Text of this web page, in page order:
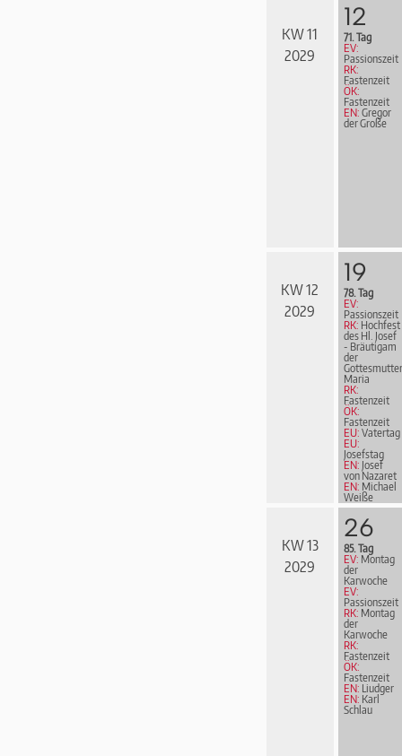
KW 11
2029
12
71. Tag
EV:
Passionszeit
RK:
Fastenzeit
ÖK:
Fastenzeit
EN: Gregor
der Große
KW 12
2029
19
78. Tag
EV:
Passionszeit
RK: Hochfest
des Hl. Josef
- Bräutigam
der
Gottesmutter
Maria
RK:
Fastenzeit
ÖK:
Fastenzeit
EU: Vatertag
EU:
Josefstag
EN: Josef
von Nazaret
EN: Michael
Weiße
KW 13
2029
26
85. Tag
EV: Montag
der
Karwoche
EV:
Passionszeit
RK: Montag
der
Karwoche
RK:
Fastenzeit
ÖK:
Fastenzeit
EN: Liudger
EN: Karl
Schlau